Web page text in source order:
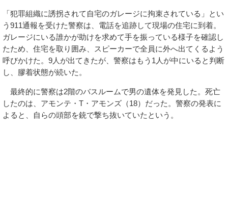
「犯罪組織に誘拐されて自宅のガレージに拘束されている」とい
う911通報を受けた警察は、電話を追跡して現場の住宅に到着。
ガレージにいる誰かが助けを求めて手を振っている様子を確認し
たため、住宅を取り囲み、スピーカーで全員に外へ出てくるよう
呼びかけた。9人が出てきたが、警察はもう1人が中にいると判断
し、膠着状態が続いた。
最終的に警察は2階のバスルームで男の遺体を発見した。死亡
したのは、アモンテ・T・アモンズ（18）だった。警察の発表に
よると、自らの頭部を銃で撃ち抜いていたという。